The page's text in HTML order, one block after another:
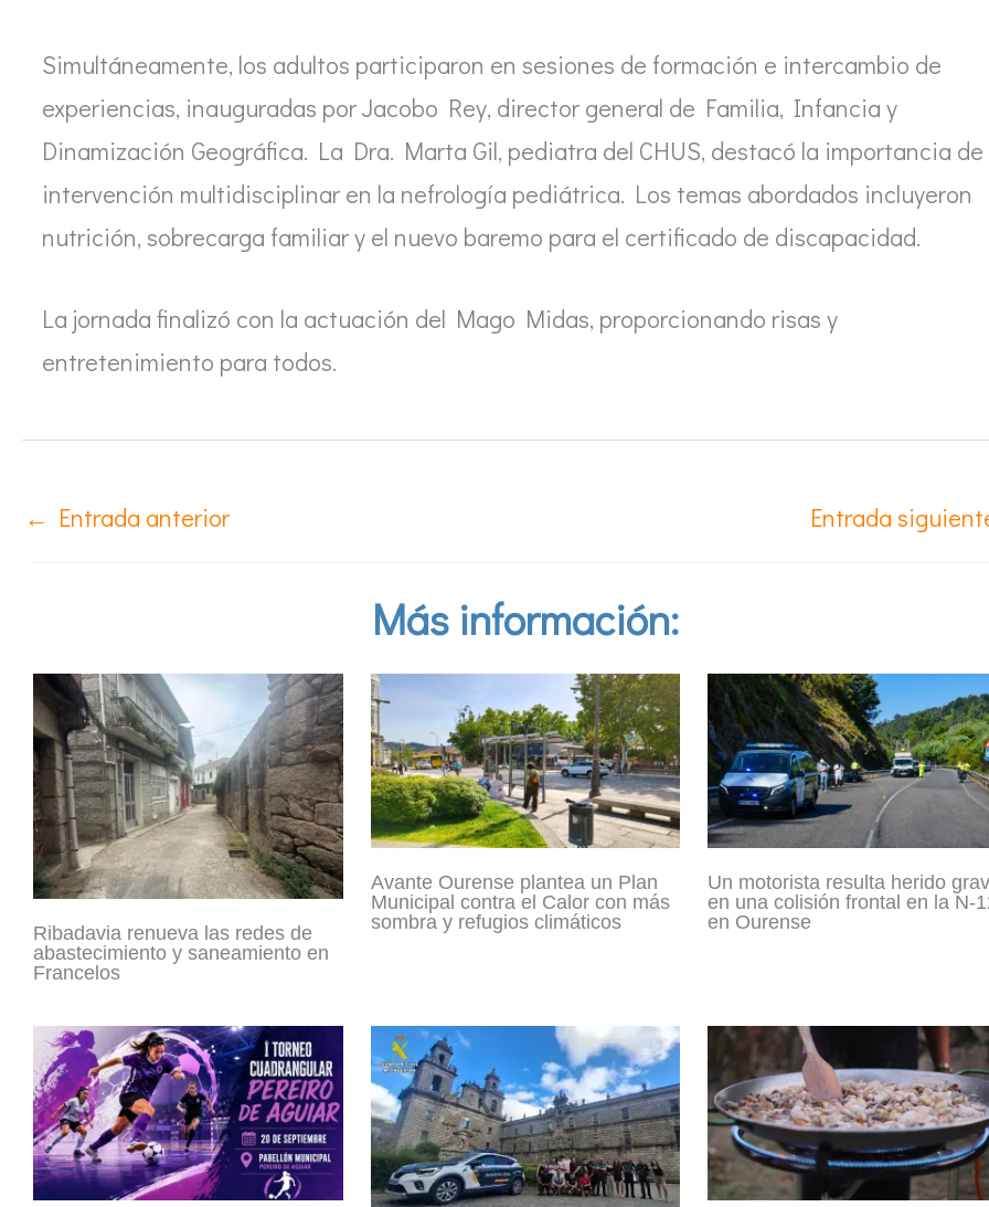
Simultáneamente, los adultos participaron en sesiones de formación e intercambio de
experiencias, inauguradas por Jacobo Rey, director general de Familia, Infancia y
Dinamización Geográfica. La Dra. Marta Gil, pediatra del CHUS, destacó la importancia de
intervención multidisciplinar en la nefrología pediátrica. Los temas abordados incluyeron
nutrición, sobrecarga familiar y el nuevo baremo para el certificado de discapacidad.
La jornada finalizó con la actuación del Mago Midas, proporcionando risas y
entretenimiento para todos.
← Entrada anterior Entrada
Más información:
Ribadavia renueva las redes de
abastecimiento y saneamiento en
Francelos
Avante Ourense plantea un Plan
Municipal contra el Calor con más
sombra y refugios climáticos
Un motorista resulta herido
en una colisión frontal en la N-
en Ourense